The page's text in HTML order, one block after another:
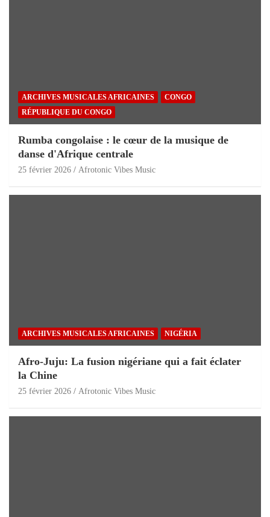
ARCHIVES MUSICALES AFRICAINES
CONGO
RÉPUBLIQUE DU CONGO
Rumba congolaise : le cœur de la musique de
danse d'Afrique centrale
25 février 2026 Afrotonic Vibes Music
ARCHIVES MUSICALES AFRICAINES NIGÉRIA
Afro-Juju: La fusion nigériane qui a fait éclater
la Chine
25 février 2026 Afrotonic Vibes Music